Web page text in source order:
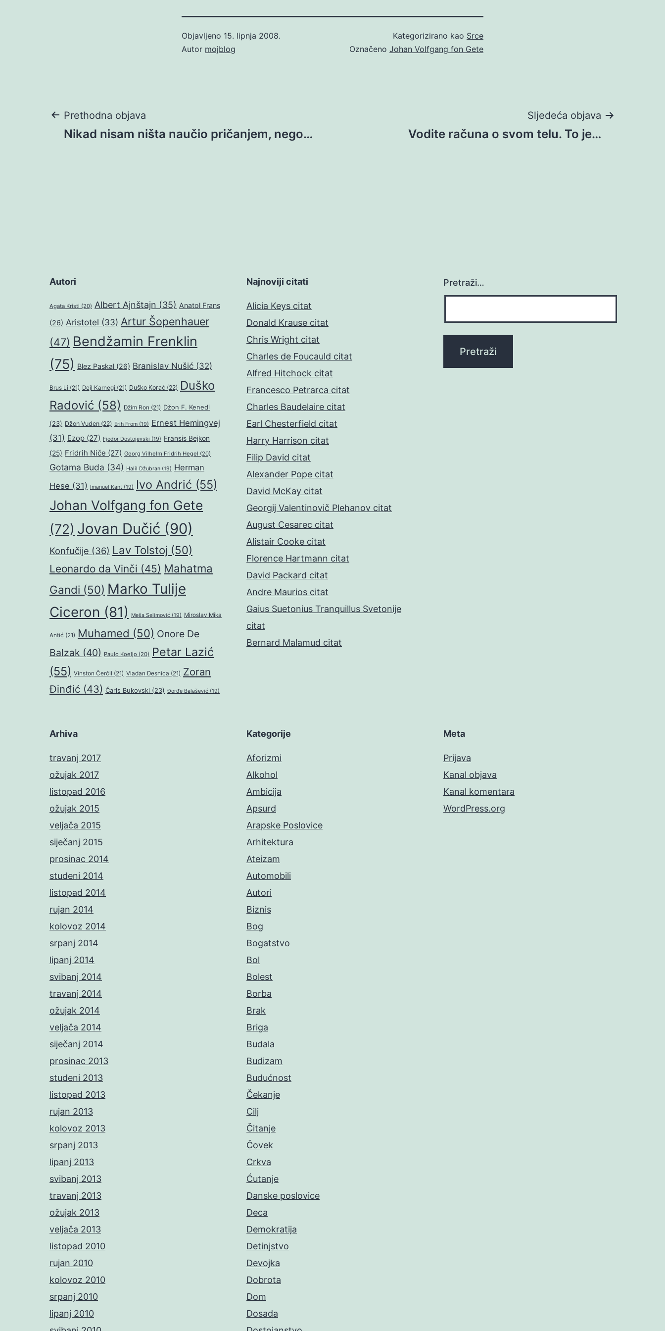
Objavljeno 15. lipnja 2008.
Autor mojblog
Kategorizirano kao Srce
Označeno Johan Volfgang fon Gete
Navigacija
Prethodna objava
Nikad nisam ništa naučio pričanjem, nego…
Sljedeća objava
Vodite računa o svom telu. To je…
Autori
Agata Kristi (20) Albert Ajnštajn (35) Anatol Frans
(26) Aristotel (33) Artur Šopenhauer
(47) Bendžamin Frenklin
(75) Blez Paskal (26) Branislav Nušić (32)
Brus Li (21) Dejl Karnegi (21) Duško Korać (22) Duško
Radović (58) Džim Ron (21) Džon F. Kenedi
(23) Džon Vuden (22) Erih From (19) Ernest Hemingvej
(31) Ezop (27) Fjodor Dostojevski (19) Fransis Bejkon
(25) Fridrih Niče (27) Georg Vilhelm Fridrih Hegel (20)
Gotama Buda (34) Halil Džubran (19) Herman
Hese (31) Imanuel Kant (19) Ivo Andrić (55)
Johan Volfgang fon Gete
(72) Jovan Dučić (90)
Konfučije (36) Lav Tolstoj (50)
Leonardo da Vinči (45) Mahatma
Gandi (50) Marko Tulije
Ciceron (81) Meša Selimović (19) Miroslav Mika
Antić (21) Muhamed (50) Onore De
Balzak (40) Paulo Koeljo (20) Petar Lazić
(55) Vinston Čerčil (21) Vladan Desnica (21) Zoran
Đinđić (43) Čarls Bukovski (23) Đorđe Balašević (19)
Najnoviji citati
Alicia Keys citat
Donald Krause citat
Chris Wright citat
Charles de Foucauld citat
Alfred Hitchock citat
Francesco Petrarca citat
Charles Baudelaire citat
Earl Chesterfield citat
Harry Harrison citat
Filip David citat
Alexander Pope citat
David McKay citat
Georgij Valentinovič Plehanov citat
August Cesarec citat
Alistair Cooke citat
Florence Hartmann citat
David Packard citat
Andre Maurios citat
Gaius Suetonius Tranquillus Svetonije
citat
Bernard Malamud citat
Pretraži…
Arhiva
travanj 2017
ožujak 2017
listopad 2016
ožujak 2015
veljača 2015
siječanj 2015
prosinac 2014
studeni 2014
listopad 2014
rujan 2014
kolovoz 2014
srpanj 2014
lipanj 2014
svibanj 2014
travanj 2014
ožujak 2014
veljača 2014
siječanj 2014
prosinac 2013
studeni 2013
listopad 2013
rujan 2013
kolovoz 2013
srpanj 2013
lipanj 2013
svibanj 2013
travanj 2013
ožujak 2013
veljača 2013
listopad 2010
rujan 2010
kolovoz 2010
srpanj 2010
lipanj 2010
Kategorije
Aforizmi
Alkohol
Ambicija
Apsurd
Arapske Poslovice
Arhitektura
Ateizam
Automobili
Autori
Biznis
Bog
Bogatstvo
Bol
Bolest
Borba
Brak
Briga
Budala
Budizam
Budućnost
Čekanje
Cilj
Čitanje
Čovek
Crkva
Ćutanje
Danske poslovice
Deca
Demokratija
Detinjstvo
Devojka
Dobrota
Dom
Dosada
Meta
Prijava
Kanal objava
Kanal komentara
WordPress.org